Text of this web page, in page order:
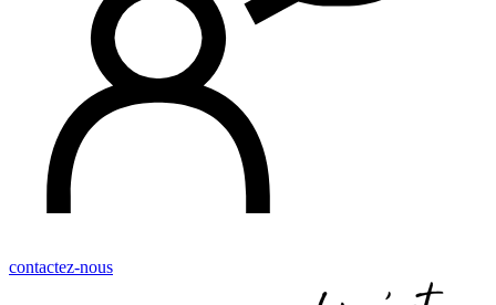
contactez-nous